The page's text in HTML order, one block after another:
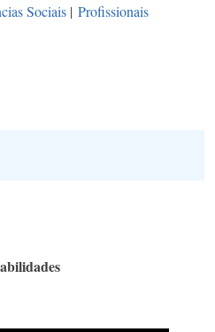
Sociais | Profissionais